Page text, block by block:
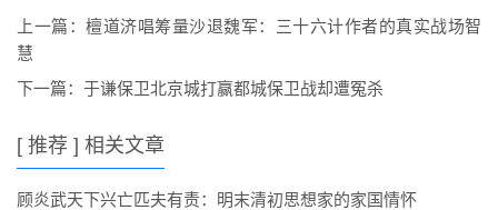
上一篇： 檀道济唱筹量沙退魏军：三十六计作者的真实战场智
慧
下一篇： 于谦保卫北京城打赢都城保卫战却遭冤杀
[ 推荐 ] 相关文章
顾炎武天下兴亡匹夫有责：明末清初思想家的家国情怀